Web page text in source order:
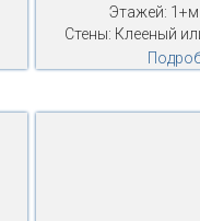
Этажей:
Стены: Клееный